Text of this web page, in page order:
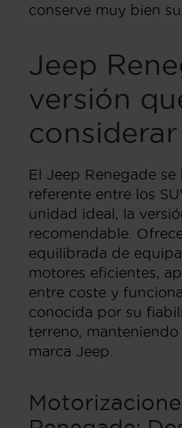
conserve muy bien
Jeep
versión
considerar
El Jeep Renegade
referente entre los
unidad ideal, la
recomendable.
equilibrada de
motores eficientes,
entre coste y
conocida por su
terreno,
marca Jeep.